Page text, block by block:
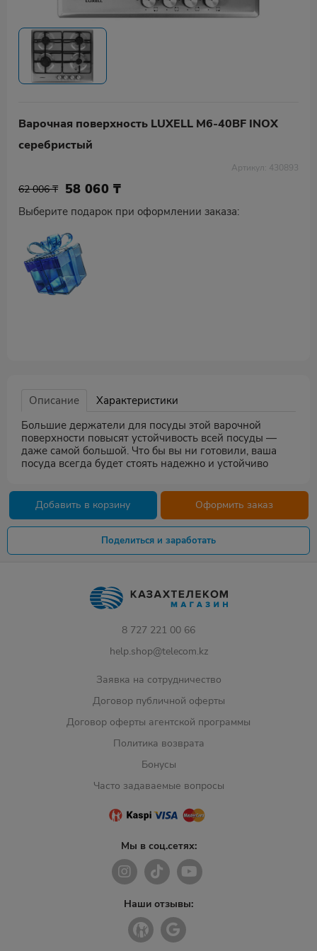
Варочная поверхность LUXELL M6-40BF INOX
серебристый
Артикул: 430893
62 006 ₸ 58 060 ₸
Выберите подарок при оформлении заказа:
Описание
Характеристики
Большие держатели для посуды этой варочной
поверхности повысят устойчивость всей посуды —
даже самой большой. Что бы вы ни готовили, ваша
посуда всегда будет стоять надежно и устойчиво
Добавить в корзину Оформить заказ
Поделиться и заработать
8 727 221 00 66
help.shop@telecom.kz
Заявка на сотрудничество
Договор публичной оферты
Договор оферты агентской программы
Политика возврата
Бонусы
Часто задаваемые вопросы
Мы в соц.сетях:
Наши отзывы: